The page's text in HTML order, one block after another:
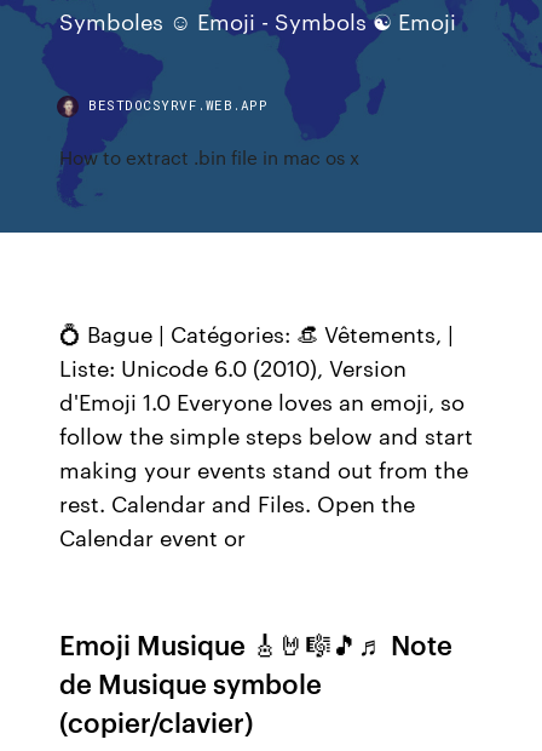
Symboles ☺ Emoji - Symbols ☯ Emoji
BESTDOCSYRVF.WEB.APP
How to extract .bin file in mac os x
💍 Bague | Catégories: 👒 Vêtements, |
Liste: Unicode 6.0 (2010), Version
d'Emoji 1.0 Everyone loves an emoji, so
follow the simple steps below and start
making your events stand out from the
rest. Calendar and Files. Open the
Calendar event or
Emoji Musique 🎸🤘🎼🎵♬ Note
de Musique symbole
(copier/clavier)